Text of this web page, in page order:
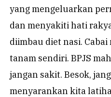
yang mengeluarkan
dan menyakiti hati
diimbau diet nasi.
tanam sendiri. BPJS
jangan sakit. Besok,
menyarankan kita